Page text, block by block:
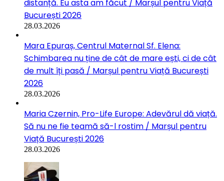
distanță. Eu asta am făcut / Marșul pentru Viață
București 2026
28.03.2026
Mara Epuraș, Centrul Maternal Sf. Elena:
Schimbarea nu ține de cât de mare ești, ci de cât
de mult îți pasă / Marșul pentru Viață București
2026
28.03.2026
Maria Czernin, Pro-Life Europe: Adevărul dă viață.
Să nu ne fie teamă să-l rostim / Marșul pentru
Viață București 2026
28.03.2026